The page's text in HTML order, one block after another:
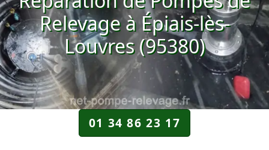
Relevage à Épiais-lès-
Louvres (95380)
01 34 86 23 17